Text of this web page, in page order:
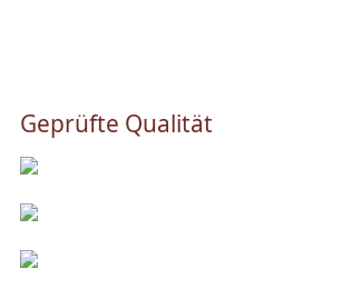
Geprüfte Qualität